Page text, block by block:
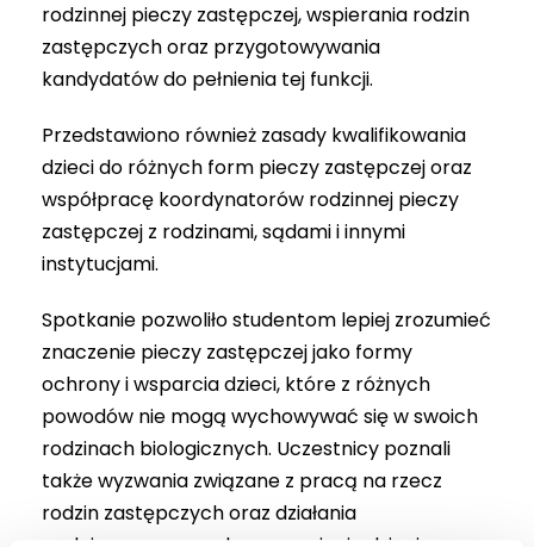
rodzinnej pieczy zastępczej, wspierania rodzin
zastępczych oraz przygotowywania
kandydatów do pełnienia tej funkcji.
Przedstawiono również zasady kwalifikowania
dzieci do różnych form pieczy zastępczej oraz
współpracę koordynatorów rodzinnej pieczy
zastępczej z rodzinami, sądami i innymi
instytucjami.
Spotkanie pozwoliło studentom lepiej zrozumieć
znaczenie pieczy zastępczej jako formy
ochrony i wsparcia dzieci, które z różnych
powodów nie mogą wychowywać się w swoich
rodzinach biologicznych. Uczestnicy poznali
także wyzwania związane z pracą na rzecz
rodzin zastępczych oraz działania